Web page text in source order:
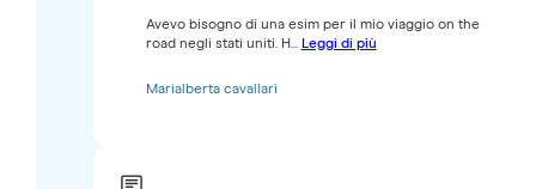
Avevo bisogno di una esim per il mio viaggio on the
road negli stati uniti. H... Leggi di più
Marialberta cavallari